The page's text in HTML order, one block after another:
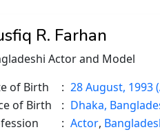
R. Farhan
Actor and Model
of Birth
: 28 August, 1993
of Birth
: Dhaka,
: Actor,